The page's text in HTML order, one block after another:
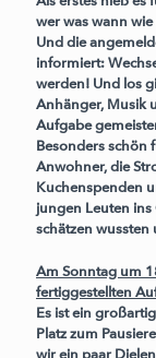
wer was wann
Und die
informiert:
werden! Und los
Anhänger, Musik
Aufgabe
Besonders schön
Anwohner, die
Kuchenspenden
jungen Leuten
schätzen
Am Sonntag um
fertiggestellten
Es ist ein
Platz zum